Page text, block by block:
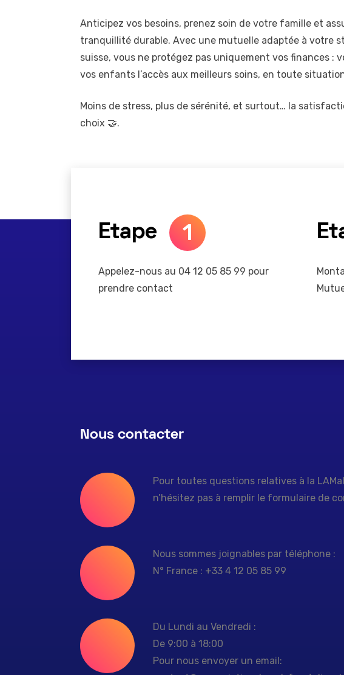
Anticipez vos besoins, prenez soin de votre famille et
tranquillité durable. Avec une mutuelle adaptée à votre
suisse, vous ne protégez pas uniquement vos finances :
vos enfants l’accès aux meilleurs soins, en toute
Moins de stress, plus de sérénité, et surtout… la
choix 🤝.
Etape 1
Appelez-nous au 04 12 05 85 99 pour
prendre contact
Nous contacter
Pour toutes questions relatives à la
n’hésitez pas à remplir le formulaire de
Nous sommes joignables par téléphone :
N° France : +33 4 12 05 85 99
Du Lundi au Vendredi :
De 9:00 à 18:00
Pour nous envoyer un email: